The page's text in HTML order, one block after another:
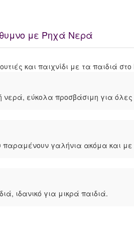
με Ρηχά Νερά
και παιχνίδι με τα παιδιά
εύκολα προσβάσιμη για όλες
παραμένουν γαλήνια ακόμα και
ιδανικό για μικρά παιδιά.